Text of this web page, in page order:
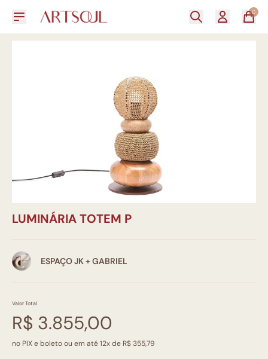
0
LUMINÁRIA TOTEM P
ESPAÇO JK + GABRIEL
Valor Total
R$ 3.855,00
no PIX e boleto ou em até 12x de R$ 355,79